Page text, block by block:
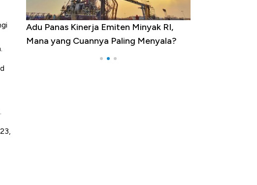
Minyak RI,
Menyala?
10 Provinsi dengan Tingkat
Pengangguran Tertinggi, Ada Jakarta